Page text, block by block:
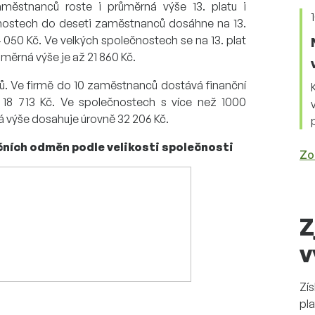
roste i průměrná výše 13. platu i
do deseti zaměstnanců dosáhne na 13.
Kč. Ve velkých společnostech se na 13. plat
výše je až 21 860 Kč.
Ve firmě do 10 zaměstnanců dostává finanční
713 Kč. Ve společnostech s více než 1000
dosahuje úrovně 32 206 Kč.
odměn podle velikosti společnosti